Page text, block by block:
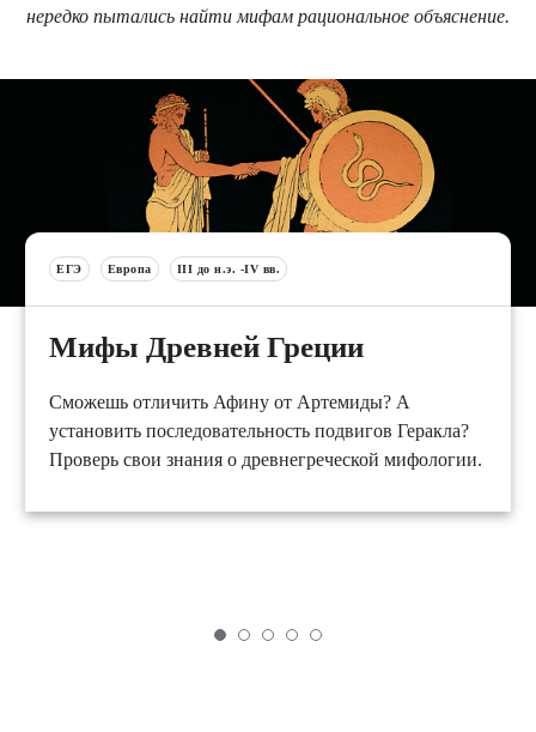
нередко пытались найти мифам рациональное объяснение.
ЕГЭ Европа III до н.э. -IV вв.
Мифы Древней Греции
Сможешь отличить Афину от Артемиды? А
установить последовательность подвигов Геракла?
Проверь свои знания о древнегреческой мифологии.